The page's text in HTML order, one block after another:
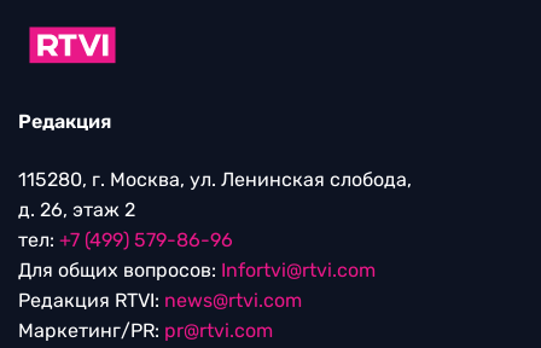
Редакция
115280, г. Москва, ул. Ленинская слобода,
д. 26, этаж 2
тел: +7 (499) 579-86-96
Для общих вопросов: Infortvi@rtvi.com
Редакция RTVI: news@rtvi.com
Маркетинг/PR: pr@rtvi.com